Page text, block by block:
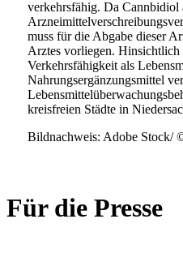
verkehrsfähig. Da
muss für die Abgabe dieser
Arztes vorliegen. Hinsichtlich
Verkehrsfähigkeit als
Nahrungsergänzungsmittel
kreisfreien Städte in
Bildnachweis: Adobe Stock/
Für die Presse